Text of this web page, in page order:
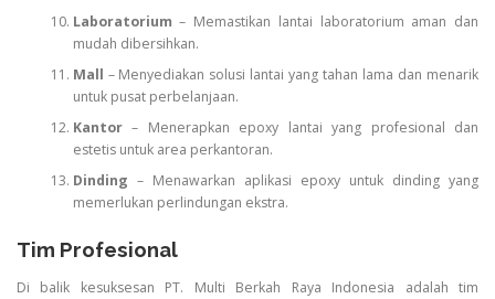
Laboratorium – Memastikan lantai laboratorium aman dan
mudah dibersihkan.
Mall – Menyediakan solusi lantai yang tahan lama dan menarik
untuk pusat perbelanjaan.
Kantor– Menerapkan epoxy lantai yang profesional dan
estetis untuk area perkantoran.
Dinding – Menawarkan aplikasi epoxy untuk dinding yang
memerlukan perlindungan ekstra.
Tim Profesional
Di balik kesuksesan PT. Multi Berkah Raya Indonesia adalah tim